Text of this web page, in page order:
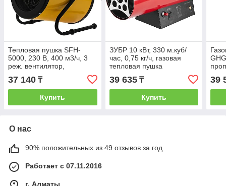
Тепловая пушка SFH-
5000, 230 В, 400 м3/ч, 3
реж. вентилятор,
3000/4500 Вт// Denzel
37 140 ₸
Купить
ЗУБР 10 кВт, 330 м.куб/
час, 0,75 кг/ч, газовая
тепловая пушка
ТПГ-10000_М2, МАСТЕР
39 635₸
Купить
39
О нас
90% положительных из 49 отзывов за год
Работает с 07.11.2016
г. Алматы